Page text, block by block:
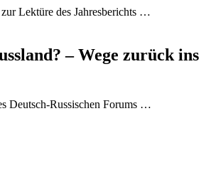
Lektüre des Jahresberichts …
– Wege zurück ins
Deutsch-Russischen Forums …